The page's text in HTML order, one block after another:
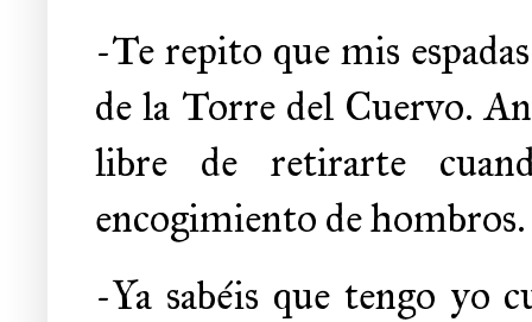
-Te repito que mis
de la Torre del Cuervo.
libre de retirarte
encogimiento de hombros.
-Ya sabéis que tengo yo